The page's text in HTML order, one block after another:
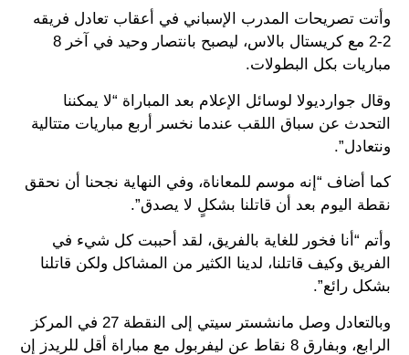
وأتت تصريحات المدرب الإسباني في أعقاب تعادل فريقه
2-2 مع كريستال بالاس، ليصبح بانتصار وحيد في آخر 8
مباريات بكل البطولات.
وقال جوارديولا لوسائل الإعلام بعد المباراة “لا يمكننا
التحدث عن سباق اللقب عندما نخسر أربع مباريات متتالية
ونتعادل”.
كما أضاف “إنه موسم للمعاناة، وفي النهاية نجحنا أن نحقق
نقطة اليوم بعد أن قاتلنا بشكلٍ لا يصدق”.
وأتم “أنا فخور للغاية بالفريق، لقد أحببت كل شيء في
الفريق وكيف قاتلنا، لدينا الكثير من المشاكل ولكن قاتلنا
بشكل رائع”.
وبالتعادل وصل مانشستر سيتي إلى النقطة 27 في المركز
الرابع، وبفارق 8 نقاط عن ليفربول مع مباراة أقل للريدز إن